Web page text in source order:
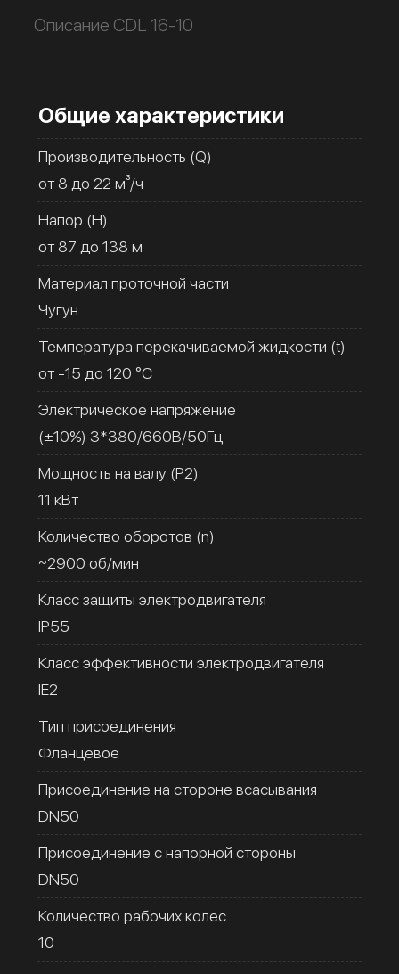
Описание CDL 16-10
Общие характеристики
Производительность (Q)
от 8 до 22 м³/ч
Напор (H)
от 87 до 138 м
Материал проточной части
Чугун
Температура перекачиваемой жидкости (t)
от -15 до 120 °C
Электрическое напряжение
(±10%) 3*380/660В/50Гц
Мощность на валу (Р2)
11 кВт
Количество оборотов (n)
~2900 об/мин
Класс защиты электродвигателя
IP55
Класс эффективности электродвигателя
IE2
Тип присоединения
Фланцевое
Присоединение на стороне всасывания
DN50
Присоединение с напорной стороны
DN50
Количество рабочих колес
10